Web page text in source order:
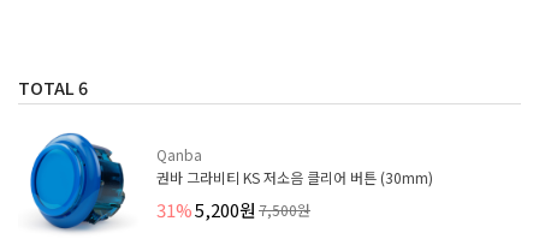
TOTAL6
Qanba
권바 그라비티 KS 저소음 클리어 버튼 (30mm)
31%5,200원 7,500원